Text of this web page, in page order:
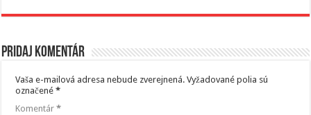
Pridaj komentár
Vaša e-mailová adresa nebude zverejnená. Vyžadované polia sú
označené*
Komentár*